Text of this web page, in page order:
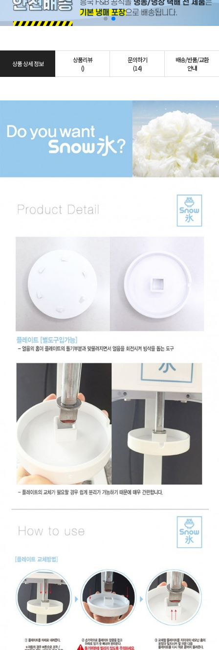
상품 상세 정보
상품리뷰
()
문의하기
(14)
배송/반품/교환
안내